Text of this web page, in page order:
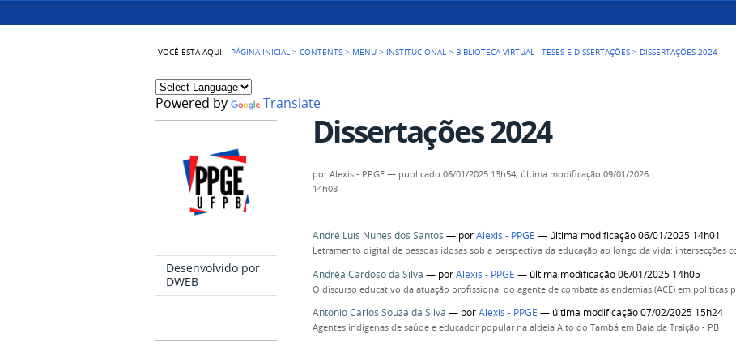
VOCÊ ESTÁ AQUI: PÁGINA INICIAL >CONTENTS > MENU > INSTITUCIONAL > BIBLIOTECA VIRTUAL - TESES E DISSERTAÇÕES > DISSERTAÇÕES 2024
Powered by Translate
Desenvolvido por
DWEB
Dissertações 2024
porAlexis - PPGE — publicado 06/01/2025 13h54, última modificação 09/01/2026
14h08
André Luís Nunes dos Santos — porAlexis - PPGE — última modificação 06/01/2025 14h01
Letramento digital de pessoas idosas sob a perspectiva da educação ao longo da vida: intersecções
Andréa Cardoso da Silva — porAlexis - PPGE — última modificação 06/01/2025 14h05
O discurso educativo da atuação profissional do agente de combate às endemias (ACE) em políticas
Antonio Carlos Souza da Silva — porAlexis - PPGE — última modificação 07/02/2025 15h24
Agentes indígenas de saúde e educador popular na aldeia Alto do Tambá em Baía da Traição - PB